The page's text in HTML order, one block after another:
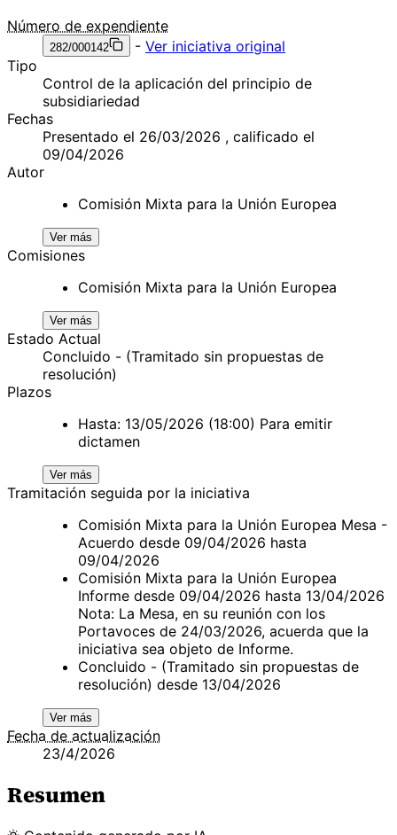
Número de expendiente
282/000142 - Ver iniciativa original
Tipo
Control de la aplicación del principio de
subsidiariedad
Fechas
Presentado el 26/03/2026 , calificado el
09/04/2026
Autor
Comisión Mixta para la Unión Europea
Ver más
Comisiones
Comisión Mixta para la Unión Europea
Ver más
Estado Actual
Concluido - (Tramitado sin propuestas de
resolución)
Plazos
Hasta: 13/05/2026 (18:00) Para emitir
dictamen
Ver más
Tramitación seguida por la iniciativa
Comisión Mixta para la Unión Europea Mesa -
Acuerdo desde 09/04/2026 hasta
09/04/2026
Comisión Mixta para la Unión Europea
Informe desde 09/04/2026 hasta 13/04/2026
Nota: La Mesa, en su reunión con los
Portavoces de 24/03/2026, acuerda que la
iniciativa sea objeto de Informe.
Concluido - (Tramitado sin propuestas de
resolución) desde 13/04/2026
Ver más
Fecha de actualización
23/4/2026
Resumen